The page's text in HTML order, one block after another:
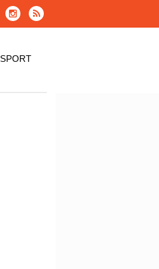
SPORT